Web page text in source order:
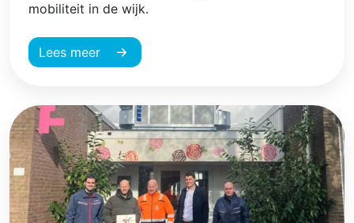
mobiliteit in de wijk.
Lees meer